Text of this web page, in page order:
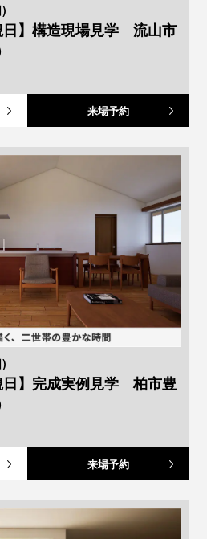
日】構造現場見学 流山市
来場予約
日】完成実例見学 柏市豊
来場予約